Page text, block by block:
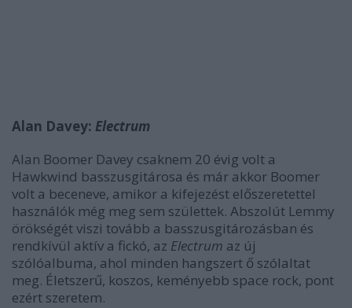
Alan Davey: Electrum
Alan Boomer Davey csaknem 20 évig volt a
Hawkwind basszusgitárosa és már akkor Boomer
volt a beceneve, amikor a kifejezést előszeretettel
használók még meg sem születtek. Abszolút Lemmy
örökségét viszi tovább a basszusgitározásban és
rendkívül aktív a fickó, az Electrum az új
szólóalbuma, ahol minden hangszert ő szólaltat
meg. Életszerű, koszos, keményebb space rock, pont
ezért szeretem.